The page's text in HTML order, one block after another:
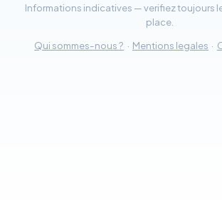
Informations indicatives — verifiez toujours
place.
Qui sommes-nous ? · Mentions legales ·